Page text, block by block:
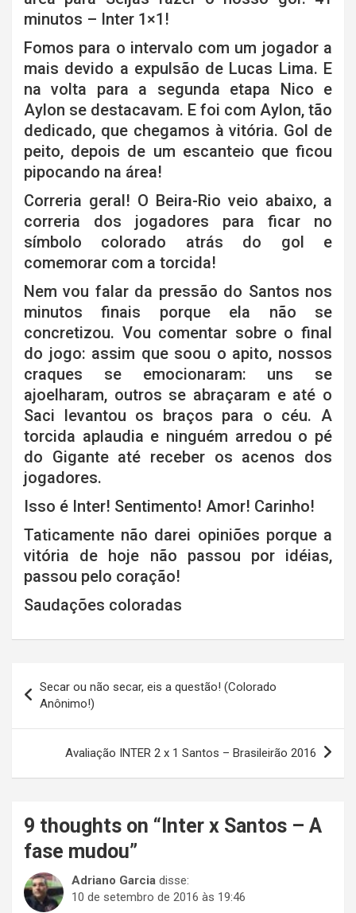
minutos – Inter 1×1!
Fomos para o intervalo com um jogador a
mais devido a expulsão de Lucas Lima. E
na volta para a segunda etapa Nico e
Aylon se destacavam. E foi com Aylon, tão
dedicado, que chegamos à vitória. Gol de
peito, depois de um escanteio que ficou
pipocando na área!
Correria geral! O Beira-Rio veio abaixo, a
correria dos jogadores para ficar no
símbolo colorado atrás do gol e
comemorar com a torcida!
Nem vou falar da pressão do Santos nos
minutos finais porque ela não se
concretizou. Vou comentar sobre o final
do jogo: assim que soou o apito, nossos
craques se emocionaram: uns se
ajoelharam, outros se abraçaram e até o
Saci levantou os braços para o céu. A
torcida aplaudia e ninguém arredou o pé
do Gigante até receber os acenos dos
jogadores.
Isso é Inter! Sentimento! Amor! Carinho!
Taticamente não darei opiniões porque a
vitória de hoje não passou por idéias,
passou pelo coração!
Saudações coloradas
de
Post
Secar ou não secar, eis a questão! (Colorado
Anônimo!)
Avaliação INTER 2 x 1 Santos – Brasileirão 2016
9 thoughts on “Inter x Santos – A
fase mudou”
Adriano Garcia disse:
10 de setembro de 2016 às 19:46